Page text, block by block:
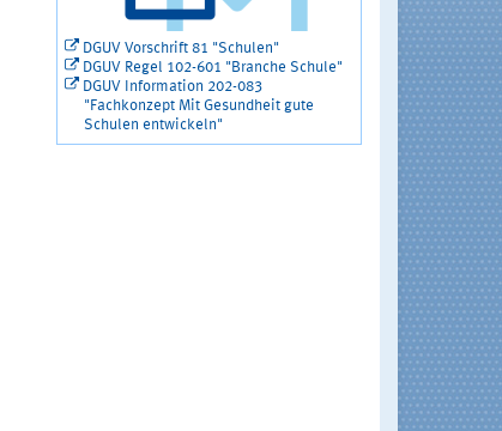
DGUV Vorschrift 81 "Schulen"
DGUV Regel 102-601 "Branche Schule"
DGUV Information 202-083
"Fachkonzept Mit Gesundheit gute
Schulen entwickeln"